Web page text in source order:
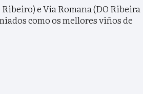
Ribeiro) e Vía Romana (DO Ribeira
como os mellores viños de